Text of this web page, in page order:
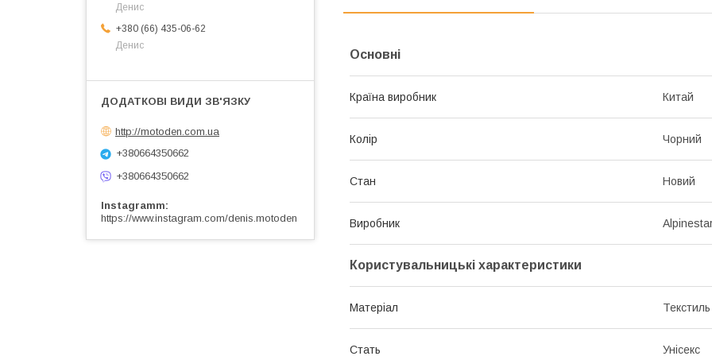
Основні
Країна виробник Китай
Колір Чорний
Стан Новий
Виробник
Користувальницькі характеристики
Матеріал Текстиль
Стать Унісекс
Денис
+380 (66) 435-06-62
Денис
http://motoden.com.ua
+380664350662
+380664350662
Instagramm
https://www.instagram.com/denis.motoden